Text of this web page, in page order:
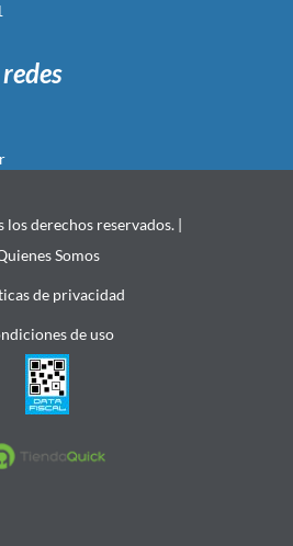
los derechos reservados. |
Somos
de privacidad
de uso